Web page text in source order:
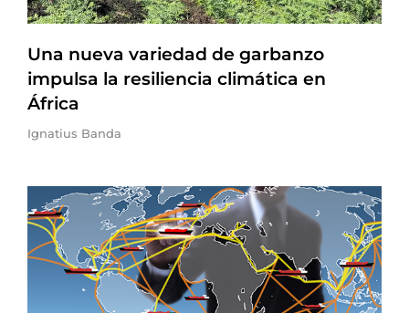
Una nueva variedad de garbanzo
impulsa la resiliencia climática en
África
Ignatius Banda